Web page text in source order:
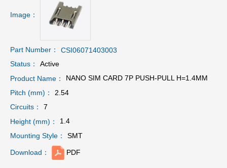
Image：
Part Number：
CSI06071403003
Status：
Active
Product Name：
NANO SIM CARD 7P PUSH-PULL H=1.4MM
Pitch (mm)：
2.54
Circuits：
7
Height (mm)：
1.4
Mounting Style：
SMT
Download： PDF